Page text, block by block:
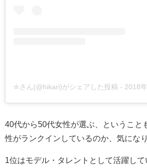
✮さん(@hikari)がシェアした投稿 - 2018年 8
40代から50代女性が選ぶ、ということ
性がランクインしているのか、気にな
1位はモデル・タレントとして活躍して